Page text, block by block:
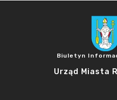
Biuletyn
Urząd Miasta